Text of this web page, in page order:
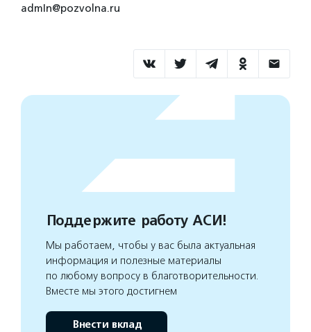
admIn@pozvolna.ru
Поддержите работу АСИ!
Мы работаем, чтобы у вас была актуальная
информация и полезные материалы
по любому вопросу в благотворительности.
Вместе мы этого достигнем
Внести вклад